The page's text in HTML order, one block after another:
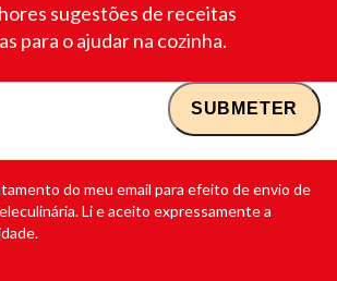
sugestões de receitas
para o ajudar na cozinha.
do meu email para efeito de envio de
Li e aceito expressamente a